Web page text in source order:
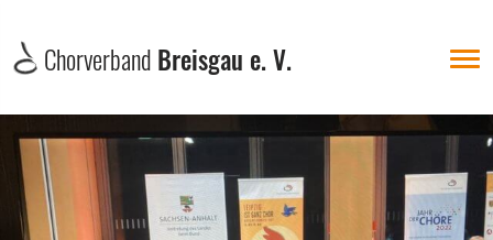
Chorverband Breisgau e. V.